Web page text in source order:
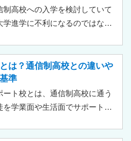
るのでチェックしてみましょ
制高校への入学を検討していて
学進学に不利になるのではない
はないでしょうか。 結論とし
通信制高校に通っているからと
て大学進学に不利になることは
ません。中には、大学進学を想
は？通信制高校との違いや
準
ート校とは、通信制高校に通う
を学業面や生活面でサポートす